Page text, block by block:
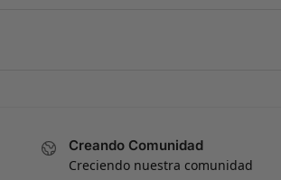
Creando Comunidad
Creciendo nuestra comunidad